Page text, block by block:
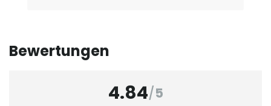
Bewertungen
4.84/5